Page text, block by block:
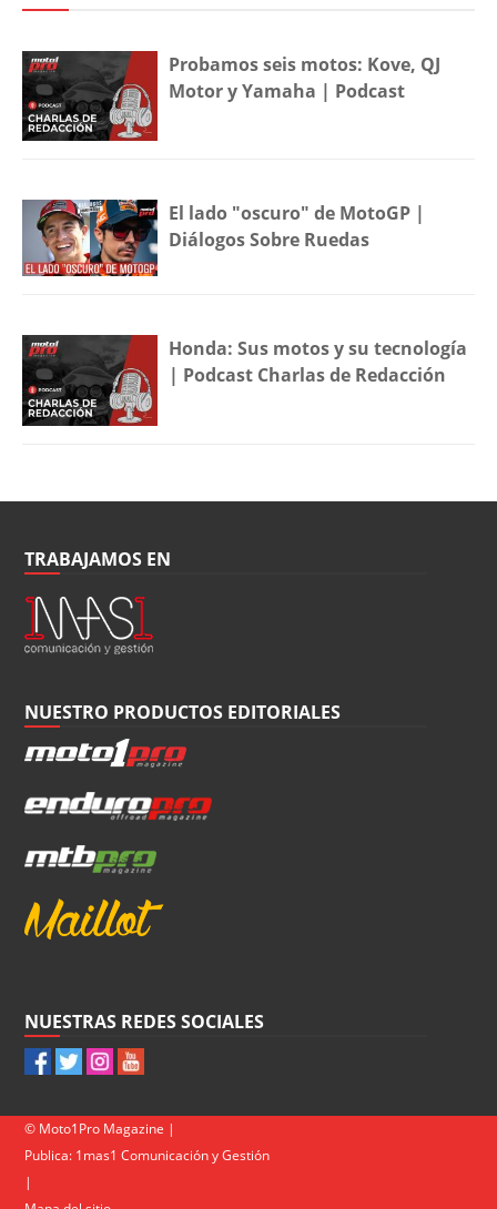
Probamos seis motos: Kove, QJ
Motor y Yamaha | Podcast
El lado "oscuro" de MotoGP |
Diálogos Sobre Ruedas
Honda: Sus motos y su tecnología
| Podcast Charlas de Redacción
TRABAJAMOS EN
NUESTRO PRODUCTOS EDITORIALES
NUESTRAS REDES SOCIALES
© Moto1Pro Magazine |
Publica: 1mas1 Comunicación y Gestión
|